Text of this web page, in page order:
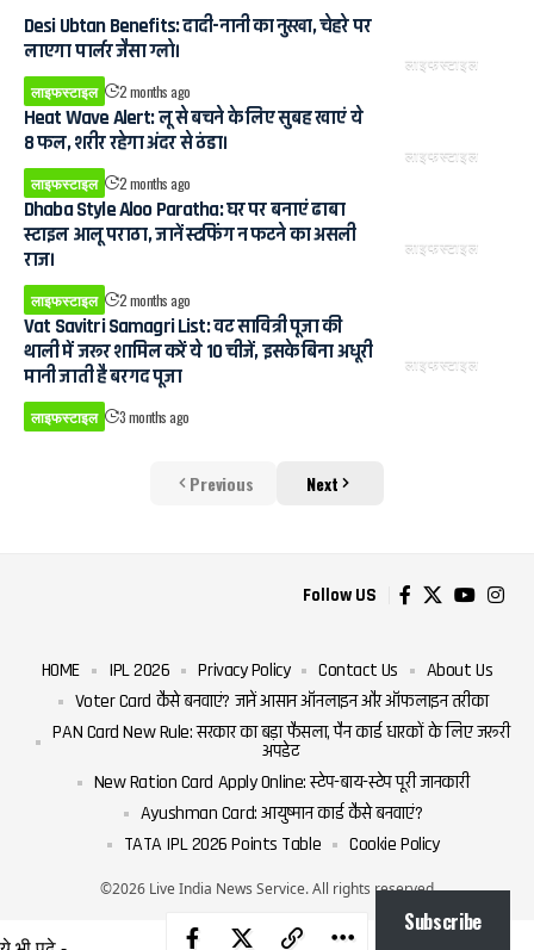
लाइफस्टाइल
Desi Ubtan Benefits: दादी-नानी का नुस्खा, चेहरे पर
लाएगा पार्लर जैसा ग्लो।
लाइफस्टाइल 2 months ago
लाइफस्टाइल
Heat Wave Alert: लू से बचने के लिए सुबह खाएं ये
8 फल, शरीर रहेगा अंदर से ठंडा।
लाइफस्टाइल 2 months ago
लाइफस्टाइल
Dhaba Style Aloo Paratha: घर पर बनाएं ढाबा
स्टाइल आलू पराठा, जानें स्टफिंग न फटने का असली
राज।
लाइफस्टाइल 2 months ago
लाइफस्टाइल
Vat Savitri Samagri List: वट सावित्री पूजा की
थाली में जरूर शामिल करें ये 10 चीजें, इसके बिना अधूरी
मानी जाती है बरगद पूजा
लाइफस्टाइल 3 months ago
Previous Next
Follow US
©2026 Live India News Service. All rights reserved
HOME IPL 2026 Privacy Policy Contact Us
About Us
Voter Card कैसे बनवाएं? जानें आसान ऑनलाइन और ऑफलाइन तरीका
PAN Card New Rule: सरकार का बड़ा फैसला, पैन कार्ड धारकों के लिए जरूरी
अपडेट
New Ration Card Apply Online: स्टेप-बाय-स्टेप पूरी जानकारी
Ayushman Card: आयुष्मान कार्ड कैसे बनवाएं?
TATA IPL 2026 Points Table
Cookie Policy
Subscribe